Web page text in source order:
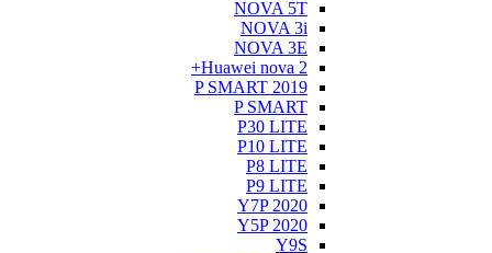
NOVA 5T
NOVA 3i
NOVA 3E
Huawei nova 2+
P SMART 2019
P SMART
P30 LITE
P10 LITE
P8 LITE
P9 LITE
Y7P 2020
Y5P 2020